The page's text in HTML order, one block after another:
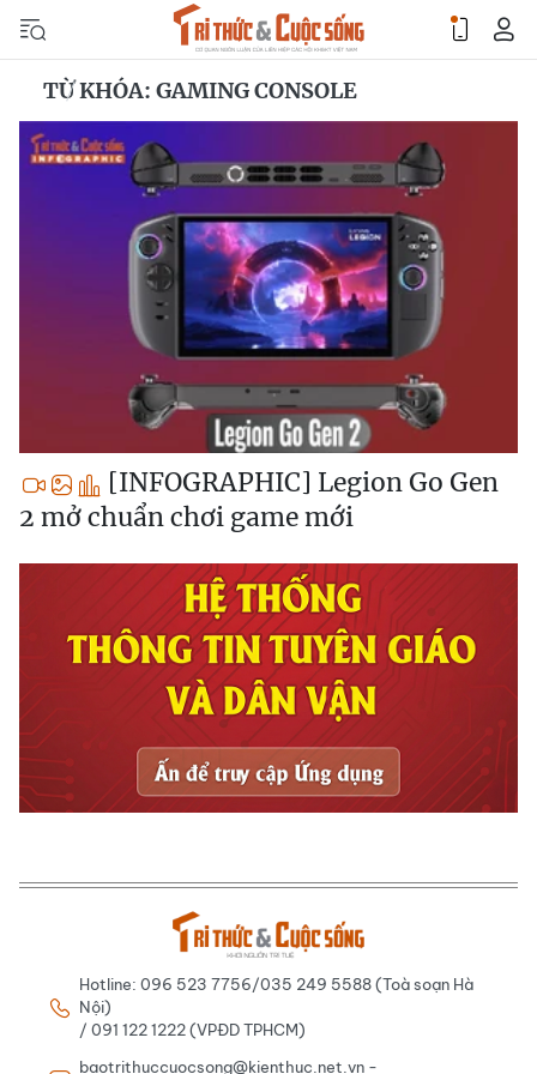
TỪ KHÓA: GAMING CONSOLE
[INFOGRAPHIC] Legion Go Gen
2 mở chuẩn chơi game mới
Hotline: 096 523 7756/035 249 5588 (Toà soạn Hà
Nội)
/ 091 122 1222 (VPĐD TPHCM)
baotrithuccuocsong@kienthuc.net.vn -